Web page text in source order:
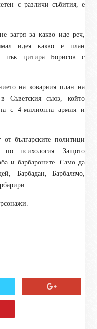
с различи събития, е
загря за какво иде реч,
идея какво е план
пък цитира Борисов с
на коварния план на
Съветския съюз, който
с 4-милионна армия и
българските политици
психология. Защото
и барбароните. Само да
Барбадан, Барбалячо,